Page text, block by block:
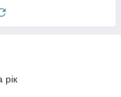
рік